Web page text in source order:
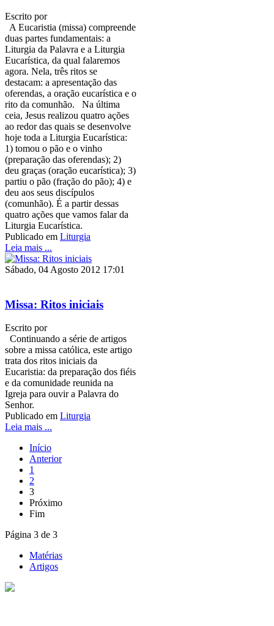
Escrito por
A Eucaristia (missa) compreende
duas partes fundamentais: a
Liturgia da Palavra e a Liturgia
Eucarística, da qual falaremos
agora. Nela, três ritos se
destacam: a apresentação das
oferendas, a oração eucarística e o
rito da comunhão. Na última
ceia, Jesus realizou quatro ações
ao redor das quais se desenvolve
hoje toda a Liturgia Eucarística:
1) tomou o pão e o vinho
(preparação das oferendas); 2)
deu graças (oração eucarística); 3)
partiu o pão (fração do pão); 4) e
deu aos seus discípulos
(comunhão). É a partir dessas
quatro ações que vamos falar da
Liturgia Eucarística.
Publicado em Liturgia
Leia mais ...
Sábado, 04 Agosto 2012 17:01
Missa: Ritos iniciais
Escrito por
Continuando a série de artigos
sobre a missa católica, este artigo
trata dos ritos iniciais da
Eucaristia: da preparação dos fiéis
e da comunidade reunida na
Igreja para ouvir a Palavra do
Senhor.
Publicado em Liturgia
Leia mais ...
Início
Anterior
1
2
3
Próximo
Fim
Página 3 de 3
Matérias
Artigos